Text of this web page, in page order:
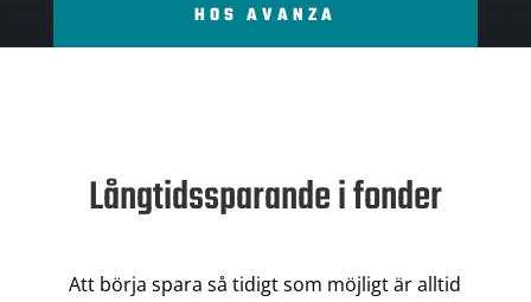
HOS AVANZA
Långtidssparande i fonder
Att börja spara så tidigt som möjligt är alltid